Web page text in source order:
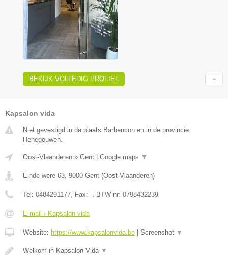
BEKIJK VOLLEDIG PROFIEL
Kapsalon vida
Niet gevestigd in de plaats Barbencon en in de provincie
Henegouwen.
Oost-Vlaanderen » Gent | Google maps ▼
Einde were 63 9000 Gent (Oost-Vlaanderen)
Tel: 0484291177 , Fax: - , BTW-nr: 0798432239
E-mail › Kapsalon vida
Website: https://www.kapsalonvida.be | Screenshot ▼
Welkom in Kapsalon Vida ▼